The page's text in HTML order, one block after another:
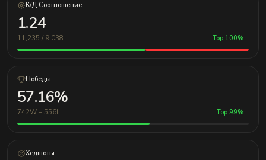
К/Д Соотношение
1.24
11,235 / 9,038 Top 100%
Победы
57.16%
742W – 556L Top 99%
Хедшоты